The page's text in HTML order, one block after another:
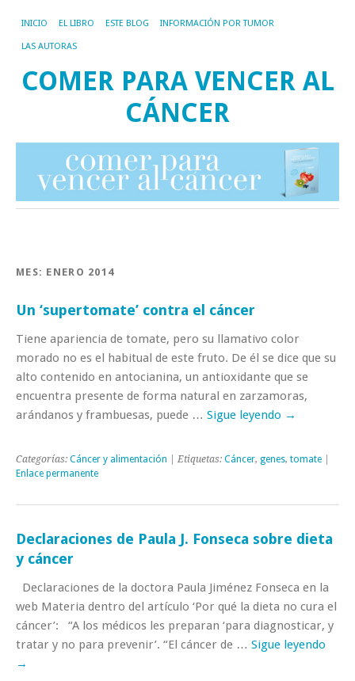
INICIO EL LIBRO ESTE BLOG INFORMACIÓN POR TUMOR
LAS AUTORAS
COMER PARA VENCER AL
CÁNCER
MES: ENERO 2014
Un ‘supertomate’ contra el cáncer
Tiene apariencia de tomate, pero su llamativo color
morado no es el habitual de este fruto. De él se dice que su
alto contenido en antocianina, un antioxidante que se
encuentra presente de forma natural en zarzamoras,
arándanos y frambuesas, puede … Sigue leyendo →
Categorías: Cáncer y alimentación | Etiquetas: Cáncer, genes, tomate
Enlace permanente
Declaraciones de Paula J. Fonseca sobre dieta
y cáncer
Declaraciones de la doctora Paula Jiménez Fonseca en la
web Materia dentro del artículo ‘Por qué la dieta no cura el
cáncer’: “A los médicos les preparan ‘para diagnosticar, y
tratar y no para prevenir’. “El cáncer de … Sigue leyendo
→